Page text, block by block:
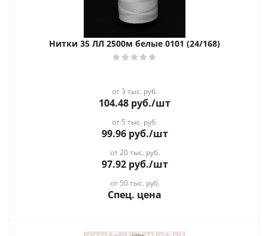
Нитки 35 ЛЛ 2500м белые 0101 (24/168)
от 3 тыс. руб.
104.48 руб./шт
от 5 тыс. руб.
99.96руб./шт
от 20 тыс. руб.
97.92руб./шт
от 50 тыс. руб.
Спец. цена